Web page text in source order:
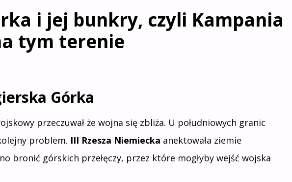
i jej bunkry, czyli Kampania
tym terenie
Górka
przeczuwał że wojna się zbliża. U południowych granic
problem. III Rzesza Niemiecka anektowała ziemie
bronić górskich przełęczy, przez które mogłyby wejść wojska